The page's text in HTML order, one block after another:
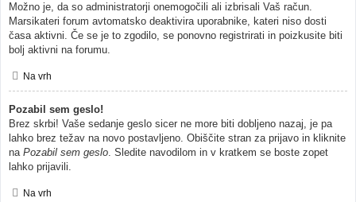
Možno je, da so administratorji onemogočili ali izbrisali Vaš račun.
Marsikateri forum avtomatsko deaktivira uporabnike, kateri niso dosti
časa aktivni. Če se je to zgodilo, se ponovno registrirati in poizkusite biti
bolj aktivni na forumu.
Na vrh
Pozabil sem geslo!
Brez skrbi! Vaše sedanje geslo sicer ne more biti dobljeno nazaj, je pa
lahko brez težav na novo postavljeno. Obiščite stran za prijavo in kliknite
na Pozabil sem geslo. Sledite navodilom in v kratkem se boste zopet
lahko prijavili.
Na vrh